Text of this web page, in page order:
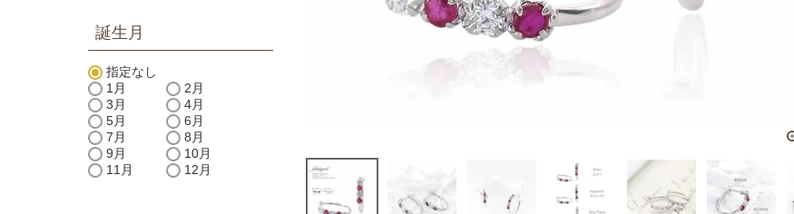
誕生月
指定なし
1月
2月
3月
4月
5月
6月
7月
8月
9月
10月
11月
12月